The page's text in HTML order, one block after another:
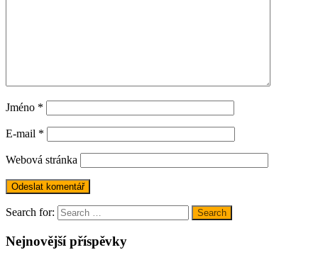
Jméno *
E-mail *
Webová stránka
Search for: Search
Nejnovější příspěvky